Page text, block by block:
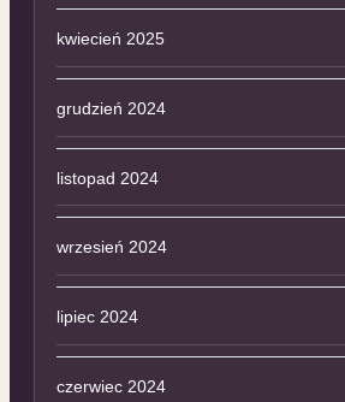
kwiecień 2025
grudzień 2024
listopad 2024
wrzesień 2024
lipiec 2024
czerwiec 2024